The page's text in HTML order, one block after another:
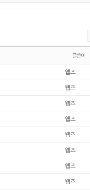
글쓴이
웹즈
웹즈
웹즈
웹즈
웹즈
웹즈
웹즈
웹즈